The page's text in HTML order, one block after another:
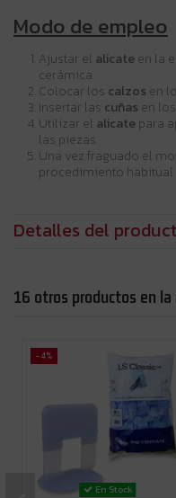
Modo de empleo
Ajustar el alicate en la
cerámica.
Colocar los calzos en
Insertar las cuñas en
Utilizar el alicate para
las piezas.
Una vez fraguado el
procedimiento habitual.
Detalles del
16 otros productos en
-4%
En Stock